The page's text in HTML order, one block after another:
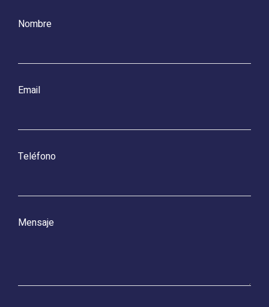
Nombre
Email
Teléfono
Mensaje